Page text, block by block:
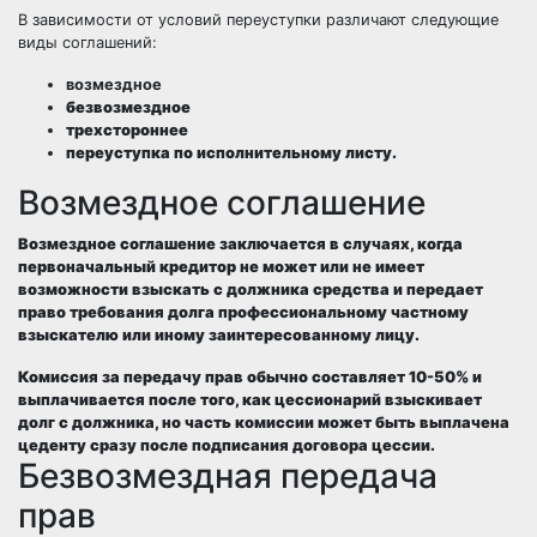
В зависимости от условий переуступки различают следующие
виды соглашений:
возмездное
безвозмездное
трехстороннее
переуступка по исполнительному листу.
Возмездное соглашение
Возмездное соглашение заключается в случаях, когда
первоначальный кредитор не может или не имеет
возможности взыскать с должника средства и передает
право требования долга профессиональному частному
взыскателю или иному заинтересованному лицу.
Комиссия за передачу прав обычно составляет 10-50% и
выплачивается после того, как цессионарий взыскивает
долг с должника, но часть комиссии может быть выплачена
цеденту сразу после подписания договора цессии.
Безвозмездная передача
прав